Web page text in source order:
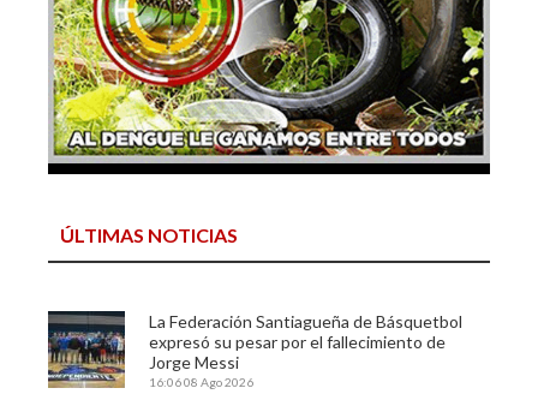
ÚLTIMAS NOTICIAS
La Federación Santiagueña de Básquetbol
expresó su pesar por el fallecimiento de
Jorge Messi
16:0608 Ago 2026